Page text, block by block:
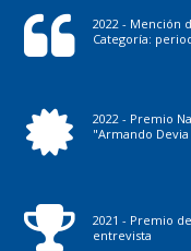
2022 - Mención
Categoría:
2022 - Premio
"Armando
2021 - Premio
entrevista